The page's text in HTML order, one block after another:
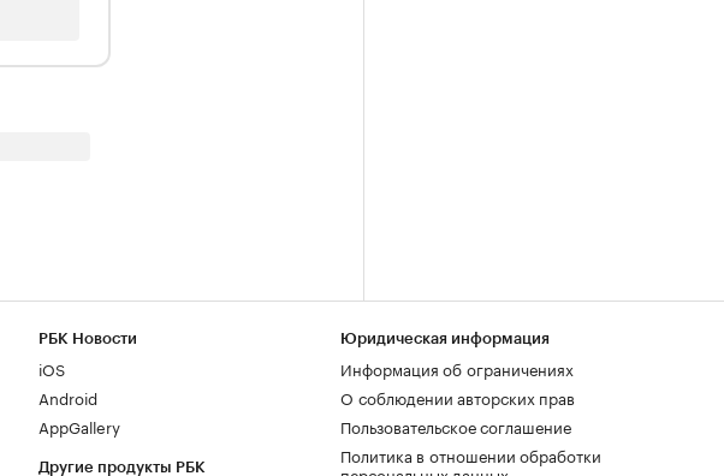
РБК Новости
iOS
Android
AppGallery
Другие продукты РБК
Юридическая информация
Информация об ограничениях
О соблюдении авторских прав
Пользовательское соглашение
Политика в отношении обработки